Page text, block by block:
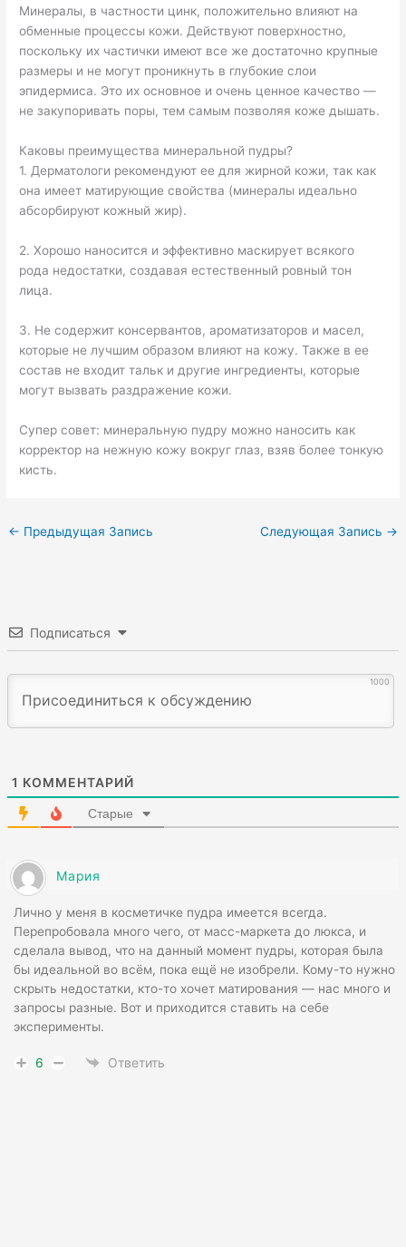
Минералы, в частности цинк, положительно влияют на
обменные процессы кожи. Действуют поверхностно,
поскольку их частички имеют все же достаточно крупные
размеры и не могут проникнуть в глубокие слои
эпидермиса. Это их основное и очень ценное качество —
не закупоривать поры, тем самым позволяя коже дышать.
Каковы преимущества минеральной пудры?
1. Дерматологи рекомендуют ее для жирной кожи, так как
она имеет матирующие свойства (минералы идеально
абсорбируют кожный жир).
2. Хорошо наносится и эффективно маскирует всякого
рода недостатки, создавая естественный ровный тон
лица.
3. Не содержит консервантов, ароматизаторов и масел,
которые не лучшим образом влияют на кожу. Также в ее
состав не входит тальк и другие ингредиенты, которые
могут вызвать раздражение кожи.
Супер совет: минеральную пудру можно наносить как
корректор на нежную кожу вокруг глаз, взяв более тонкую
кисть.
← Предыдущая Запись Следующая Запись →
Подписаться
1000
1 КОММЕНТАРИЙ
Старые
Мария
Лично у меня в косметичке пудра имеется всегда.
Перепробовала много чего, от масс-маркета до люкса, и
сделала вывод, что на данный момент пудры, которая была
бы идеальной во всём, пока ещё не изобрели. Кому-то нужно
скрыть недостатки, кто-то хочет матирования — нас много и
запросы разные. Вот и приходится ставить на себе
эксперименты.
6 Ответить